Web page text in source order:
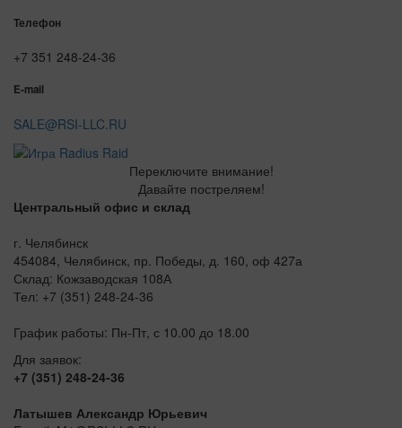
Телефон
+7 351 248-24-36
E-mail
SALE@RSI-LLC.RU
Переключите внимание!
Давайте постреляем!
Центральный офис и склад
г. Челябинск
454084, Челябинск, пр. Победы, д. 160, оф 427а
Склад: Кожзаводская 108А
Тел: +7 (351) 248-24-36
График работы: Пн-Пт, с 10.00 до 18.00
Для заявок:
+7 (351) 248-24-36
Латышев Александр Юрьевич